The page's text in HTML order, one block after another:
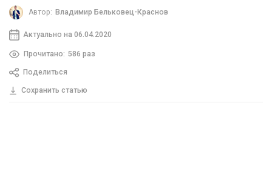
Автор: Владимир Бельковец-Краснов
Актуально на 06.04.2020
Прочитано: 586 раз
Поделиться
Сохранить статью